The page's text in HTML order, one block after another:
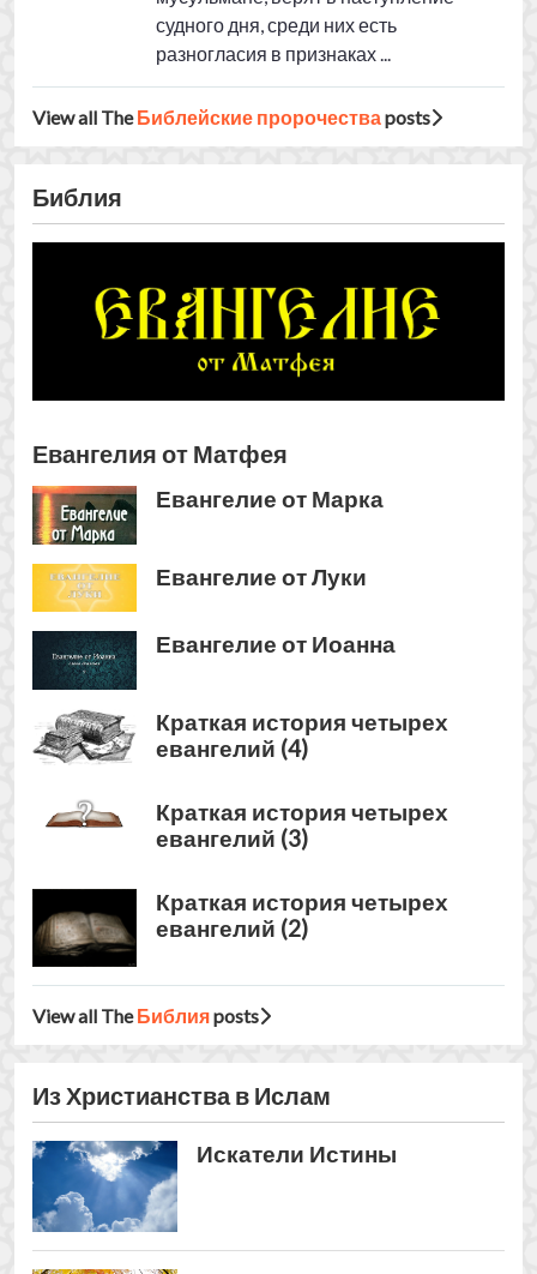
Евангелия от Матфея
Евангелие от Марка
Евангелие от Луки
Евангелие от Иоанна
Краткая история четырех
евангелий (4)
Краткая история четырех
евангелий (3)
евангелий (2)
View all The
Из Христианства в Ислам
Искатели Истины
Почему я стал
Почему они принимают Ислам?
Как вербуют в исламисты? Что
чем разница между
Христианством и Исламом? ...